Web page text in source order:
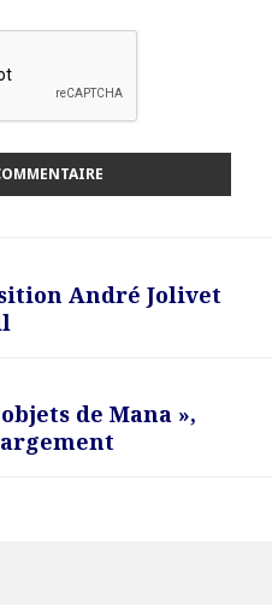
André Jolivet
de Mana »,